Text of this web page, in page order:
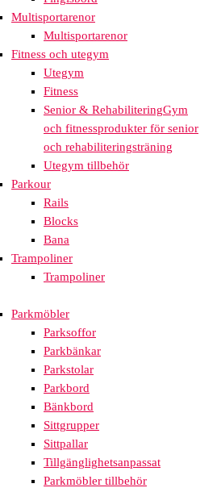
Multisportarenor
Multisportarenor
Fitness och utegym
Utegym
Fitness
Senior & RehabiliteringGym
och fitnessprodukter för senior
och rehabiliteringsträning
Utegym tillbehör
Parkour
Rails
Blocks
Bana
Trampoliner
Trampoliner
Parkmöbler
Parksoffor
Parkbänkar
Parkstolar
Parkbord
Bänkbord
Sittgrupper
Sittpallar
Tillgänglighetsanpassat
Parkmöbler tillbehör